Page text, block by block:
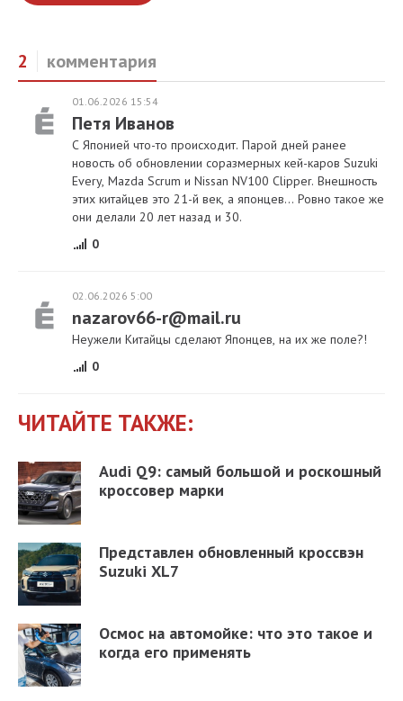
2 комментария
01.06.2026 15:54
Петя Иванов
С Японией что-то происходит. Парой дней ранее
новость об обновлении соразмерных кей-каров Suzuki
Every, Mazda Scrum и Nissan NV100 Clipper. Внешность
этих китайцев это 21-й век, а японцев... Ровно такое же
они делали 20 лет назад и 30.
0
02.06.2026 5:00
nazarov66-r@mail.ru
Неужели Китайцы сделают Японцев, на их же поле?!
0
ЧИТАЙТЕ ТАКЖЕ:
Audi Q9: самый большой и роскошный
кроссовер марки
Представлен обновленный кроссвэн
Suzuki XL7
Осмос на автомойке: что это такое и
когда его применять